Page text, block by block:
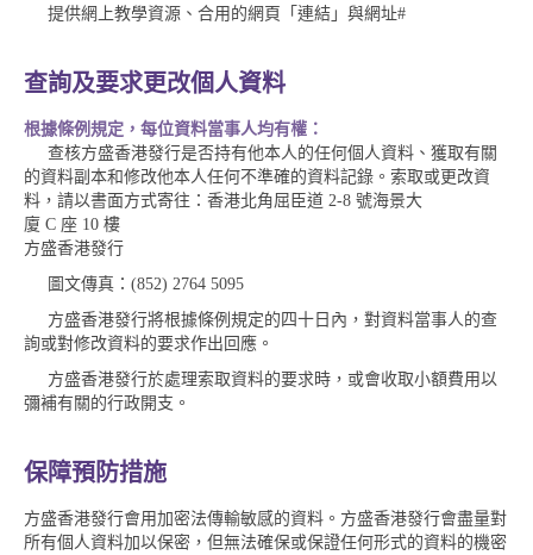
提供網上教學資源、合用的網頁「連結」與網址#
查詢及要求更改個人資料
根據條例規定，每位資料當事人均有權：
查核方盛香港發行是否持有他本人的任何個人資料、獲取有關
的資料副本和修改他本人任何不準確的資料記錄。索取或更改資
料，請以書面方式寄往：香港北角屈臣道 2-8 號海景大
廈 C 座 10 樓
方盛香港發行
圖文傳真：(852) 2764 5095
方盛香港發行將根據條例規定的四十日內，對資料當事人的查
詢或對修改資料的要求作出回應。
方盛香港發行於處理索取資料的要求時，或會收取小額費用以
彌補有關的行政開支。
保障預防措施
方盛香港發行會用加密法傳輸敏感的資料。方盛香港發行會盡量對
所有個人資料加以保密，但無法確保或保證任何形式的資料的機密